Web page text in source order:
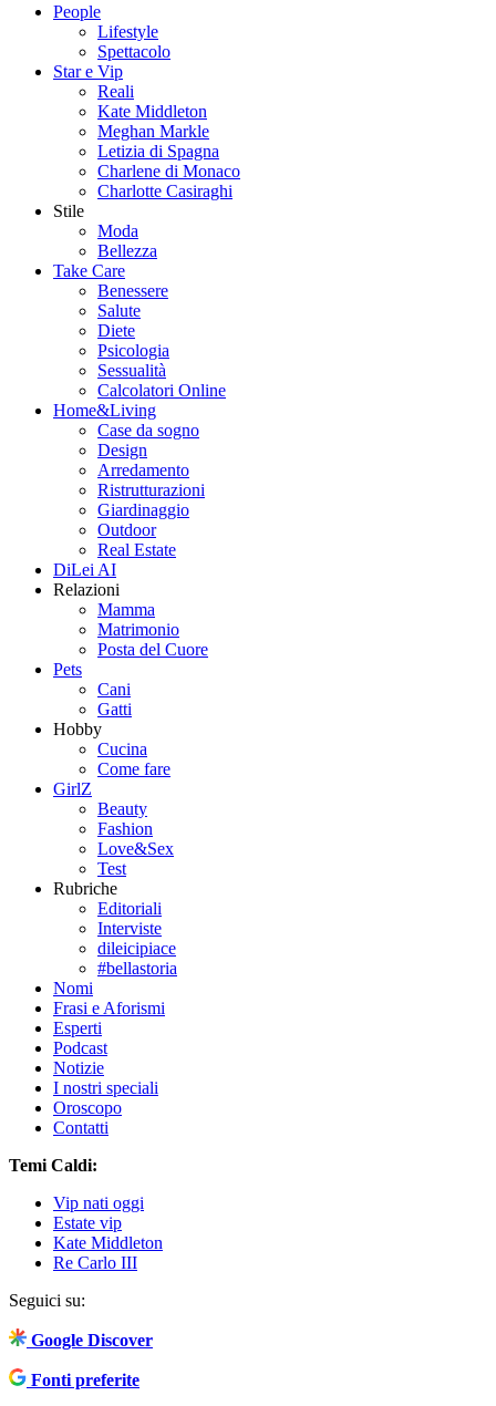
People
Lifestyle
Spettacolo
Star e Vip
Reali
Kate Middleton
Meghan Markle
Letizia di Spagna
Charlene di Monaco
Charlotte Casiraghi
Stile
Moda
Bellezza
Take Care
Benessere
Salute
Diete
Psicologia
Sessualità
Calcolatori Online
Home&Living
Case da sogno
Design
Arredamento
Ristrutturazioni
Giardinaggio
Outdoor
Real Estate
DiLei AI
Relazioni
Mamma
Matrimonio
Posta del Cuore
Pets
Cani
Gatti
Hobby
Cucina
Come fare
GirlZ
Beauty
Fashion
Love&Sex
Test
Rubriche
Editoriali
Interviste
dileicipiace
#bellastoria
Nomi
Frasi e Aforismi
Esperti
Podcast
Notizie
I nostri speciali
Oroscopo
Contatti
Temi Caldi:
Vip nati oggi
Estate vip
Kate Middleton
Re Carlo III
Seguici su:
Google Discover
Fonti preferite